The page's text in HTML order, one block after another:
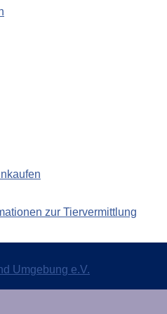
zur Tiervermittlung
Hagen und